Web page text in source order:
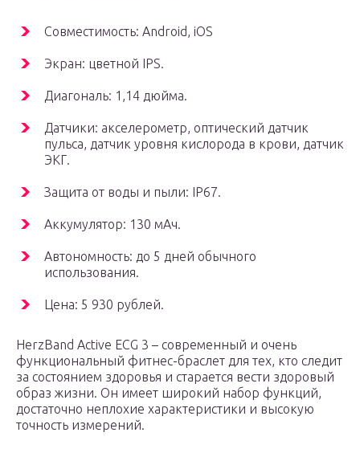
Совместимость: Android, iOS
Экран: цветной IPS.
Диагональ: 1,14 дюйма.
Датчики: акселерометр, оптический датчик
пульса, датчик уровня кислорода в крови, датчик
ЭКГ.
Защита от воды и пыли: IP67.
Аккумулятор: 130 мАч.
Автономность: до 5 дней обычного
использования.
Цена: 5 930 рублей.
HerzBand Active ECG 3 – современный и очень
функциональный фитнес-браслет для тех, кто следит
за состоянием здоровья и старается вести здоровый
образ жизни. Он имеет широкий набор функций,
достаточно неплохие характеристики и высокую
точность измерений.